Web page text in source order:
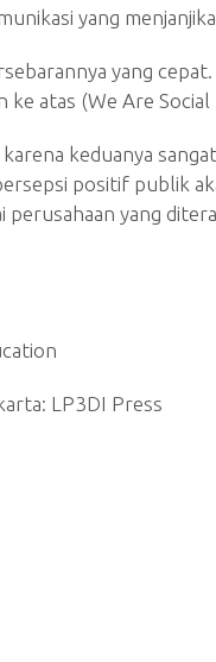
yang
yang
ke atas (We Are
keduanya
positif publik
yang
LP3DI Press